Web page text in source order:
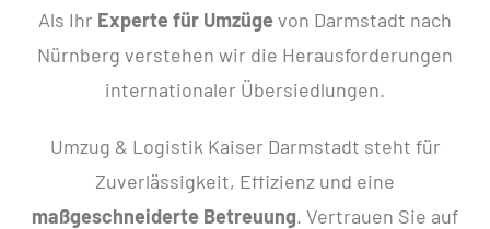
Als Ihr Experte für Umzüge von Darmstadt nach
Nürnberg verstehen wir die Herausforderungen
internationaler Übersiedlungen.
Umzug & Logistik Kaiser Darmstadt steht für
Zuverlässigkeit, Effizienz und eine
maßgeschneiderte Betreuung. Vertrauen Sie auf